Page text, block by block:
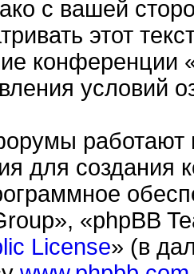
с вашей
этот
условий
работают
для
«phpBB
License» (в